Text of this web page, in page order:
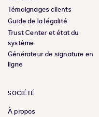
Témoignages clients
Guide de la légalité
Trust Center et état du
système
Générateur de signature en
ligne
SOCIÉTÉ
À propos